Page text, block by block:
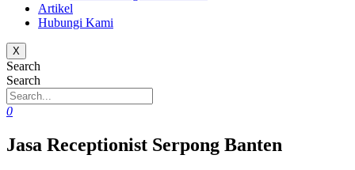
Artikel
Hubungi Kami
X
Search
Search
0
Jasa Receptionist Serpong Banten